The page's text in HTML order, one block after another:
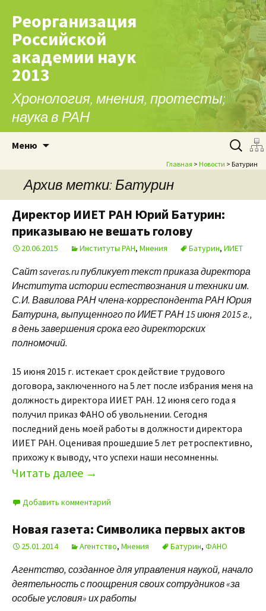
Реорганизация
Российской
академии наук
2013
Хронология, мнения, протесты;
наука в РАН
Меню Найти:
Главная > Новости > Батурин
Архив метки: Батурин
Директор ИИЕТ РАН Юрий Батурин:
приказываю не вешать голову
20.06.2015 Институты РАН, Мнения Батурин, ИИЕТ
Сайт saveras.ru публикует текст приказа директора
Института истории естествознания и техники им.
С.И. Вавилова РАН члена-корреспондента РАН Юрия
Батурина, выпущенного по ИИЕТ РАН 15 июня 2015 г.,
в день завершения срока его директорских
полномочий.
15 июня 2015 г. истекает срок действие трудового
договора, заключенного на 5 лет после избрания меня на
должность директора ИИЕТ РАН. 12 июня сего года я
получил приказ ФАНО об увольнении. Сегодня
последний день моей работы в должности директора
ИИЕТ РАН. Оценивая прошедшие 5 лет ретроспективно,
прихожу к выводу, что успехи наши несомненны.
Читать далее →
Добавить комментарий
Новая газета: Символика первых актов
25.01.2014 Агентство, Мнения Батурин, ФАНО
Агентство, созданное для управления наукой, начало
деятельность с поощрения своих сотрудников «за
особые условия» их работы